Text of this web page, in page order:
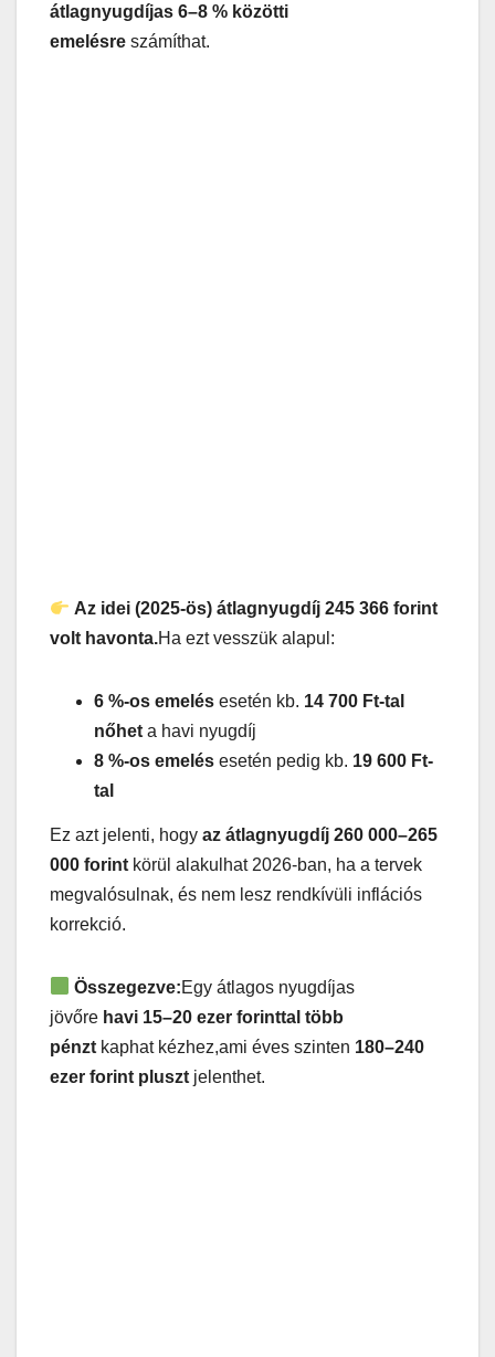
átlagnyugdíjas 6–8 % közötti
emelésre számíthat.
Az idei (2025-ös) átlagnyugdíj 245 366 forint
volt havonta.Ha ezt vesszük alapul:
6 %-os emelés esetén kb. 14 700 Ft-tal
nőhet a havi nyugdíj
8 %-os emelés esetén pedig kb. 19 600 Ft-
tal
Ez azt jelenti, hogy az átlagnyugdíj 260 000–265
000 forint körül alakulhat 2026-ban, ha a tervek
megvalósulnak, és nem lesz rendkívüli inflációs
korrekció.
Összegezve:Egy átlagos nyugdíjas
jövőre havi 15–20 ezer forinttal több
pénzt kaphat kézhez,ami éves szinten 180–240
ezer forint pluszt jelenthet.